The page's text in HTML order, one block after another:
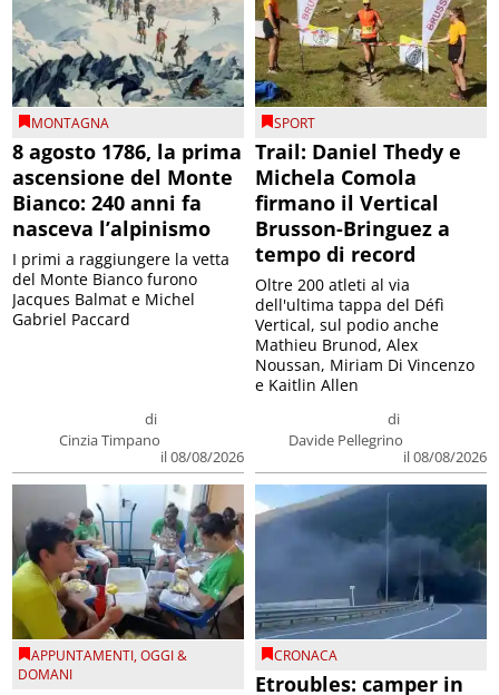
MONTAGNA
8 agosto 1786, la prima
ascensione del Monte
Bianco: 240 anni fa
nasceva l’alpinismo
di
Cinzia Timpano
il 08/08/2026
I primi a raggiungere la vetta
del Monte Bianco furono
Jacques Balmat e Michel
Gabriel Paccard
SPORT
Trail: Daniel Thedy e
Michela Comola
firmano il Vertical
Brusson-Bringuez a
tempo di record
di
Davide Pellegrino
il 08/08/2026
Oltre 200 atleti al via
dell'ultima tappa del Défì
Vertical, sul podio anche
Mathieu Brunod, Alex
Noussan, Miriam Di Vincenzo
e Kaitlin Allen
APPUNTAMENTI,OGGI &
DOMANI
CRONACA
Etroubles: camper in